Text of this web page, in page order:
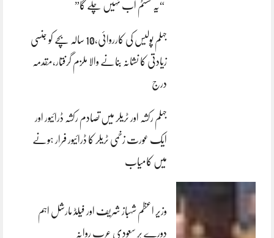
“یہ سسٹم اب نہیں چلے گا”
جہلم پولیس کی کارروائی،10 سالہ بچے کو جنسی
زیادتی کا نشانہ بنانے والا ملزم گرفتار،مقدمہ
درج
جہلم رکشہ اور ٹریلر میں تصادم رکشہ ڈرائیور اور
ایک عورت زخمی ٹریلر کا ڈرائیور فرار ہونے
میں کامیاب
وزیر اعظم شہباز شریف اور فیلڈ مارشل اہم
دورے پر سعودی عرب روانہ